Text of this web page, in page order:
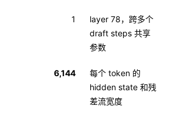
1
layer 78，跨多个
draft steps 共享
参数
6,144
每个 token 的
hidden state 和残
差流宽度